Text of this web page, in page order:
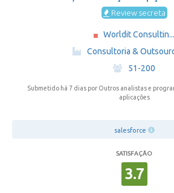
Review secreta
Worldit Consultin...
·
Consultoria &
·
51-200
Submetido há 7 dias por Outros analistas e
aplicações
salesforce
SATISFAÇÃO
3.7